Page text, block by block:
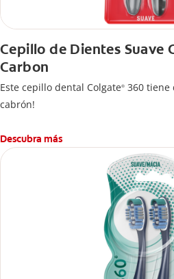
Cepillo de Dientes Suave
Carbon
Este cepillo dental Colgate® 360 tiene
cabrón!
Descubra más